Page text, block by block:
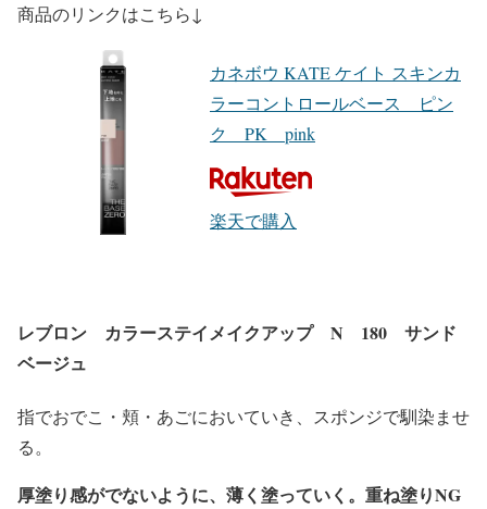
商品のリンクはこちら↓
カネボウ KATE ケイト スキンカ
ラーコントロールベース ピン
ク PK pink
楽天で購入
レブロン カラーステイメイクアップ N 180 サンド
ベージュ
指でおでこ・頬・あごにおいていき、スポンジで馴染ませ
る。
厚塗り感がでないように、薄く塗っていく。重ね塗りNG